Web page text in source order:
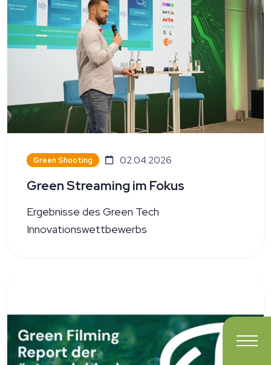
Green Shooting 02.04.2026
Green Streaming im Fokus
Ergebnisse des Green Tech
Innovationswettbewerbs